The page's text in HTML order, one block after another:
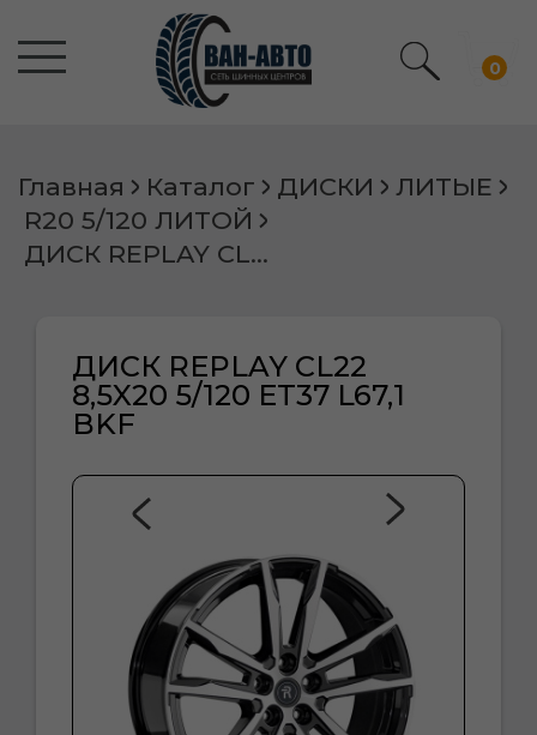
0
Главная Каталог ДИСКИ
ЛИТЫЕ
R20 5/120 ЛИТОЙ
ДИСК REPLAY CL22 8,5X20 5/120 ET37 L67,1 BKF
ДИСК REPLAY CL22
8,5X20 5/120 ET37 L67,1
BKF